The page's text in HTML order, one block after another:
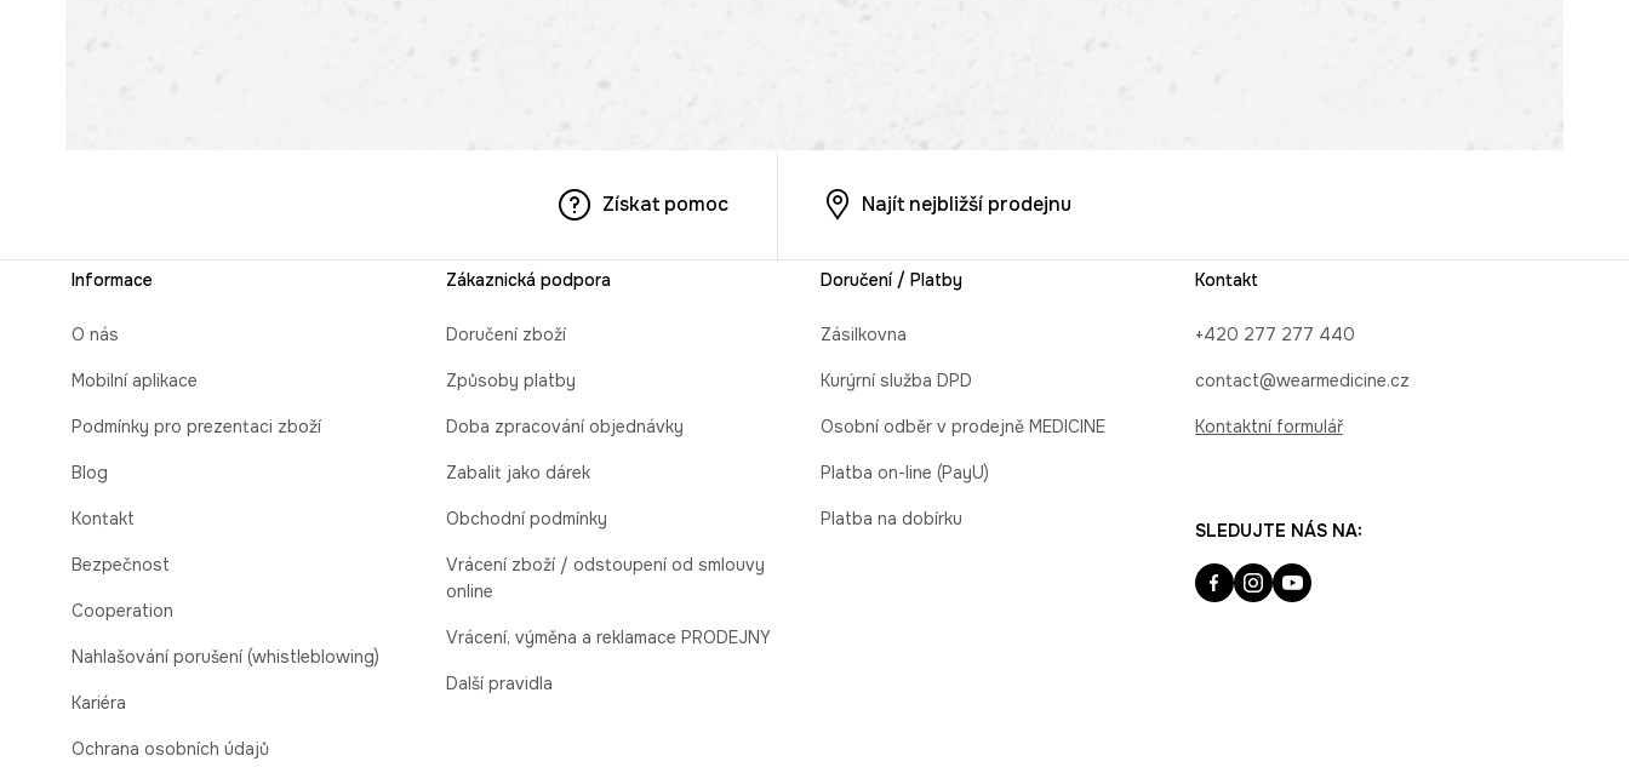
Získat pomoc Najít nejbližší prodejnu
Informace
O nás
Mobilní aplikace
Podmínky pro prezentaci zboží
Blog
Kontakt
Bezpečnost
Cooperation
Nahlašování porušení (whistleblowing)
Kariéra
Ochrana osobních údajů
Zákaznická podpora
Doručení zboží
Způsoby platby
Doba zpracování objednávky
Zabalit jako dárek
Obchodní podmínky
Vrácení zboží / odstoupení od smlouvy
online
Vrácení, výměna a reklamace PRODEJNY
Další pravidla
Doručení / Platby
Zásilkovna
Kurýrní služba DPD
Osobní odběr v prodejně MEDICINE
Platba on-line (PayU)
Platba na dobírku
Kontakt
+420 277 277 440
contact@wearmedicine.cz
Kontaktní formulář
SLEDUJTE NÁS NA: